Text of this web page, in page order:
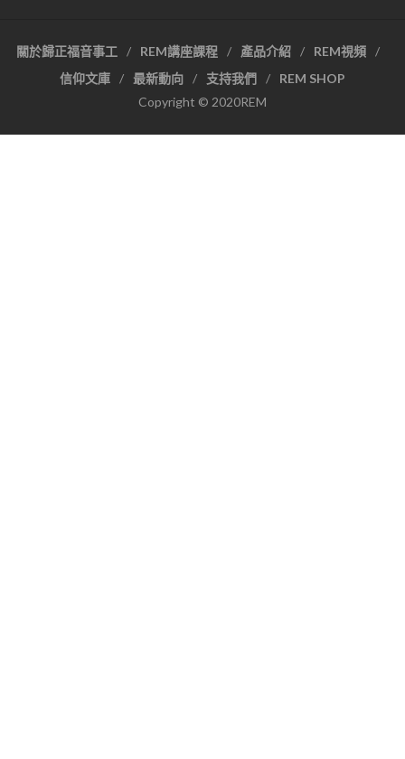
關於歸正福音事工 REM講座課程 產品介紹
REM視頻
信仰文庫
最新動向 支持我們
REM SHOP
Copyright © 2020REM